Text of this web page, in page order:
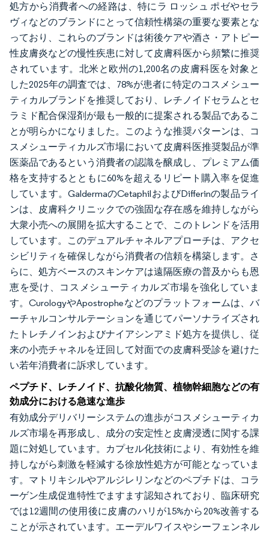
処方から消費者への経路は、特にラ ロッシュ ポゼやセラ
ヴィなどのブランドにとって信頼性構築の重要な要素とな
っており、これらのブランドは術後ケアや酒さ・アトピー
性皮膚炎などの慢性疾患に対して皮膚科医から頻繁に推奨
されています。北米と欧州の1,200名の皮膚科医を対象と
した2025年の調査では、78%が患者に特定のコスメシュー
ティカルブランドを推奨しており、レチノイドセラムとセ
ラミド配合保湿剤が最も一般的に提案される製品であるこ
とが明らかになりました。このような推奨パターンは、コ
スメシューティカルズ市場において皮膚科医推奨製品が準
医薬品であるという消費者の認識を醸成し、プレミアム価
格を支持するとともに60%を超えるリピート購入率を促進
しています。GaldermaのCetaphilおよびDifferinの製品ライ
ンは、皮膚科クリニックでの強固な存在感を維持しながら
大衆小売への展開を拡大することで、このトレンドを活用
しています。このデュアルチャネルアプローチは、アクセ
シビリティを確保しながら消費者の信頼を構築します。さ
らに、処方ベースのスキンケアは遠隔医療の普及からも恩
恵を受け、コスメシューティカルズ市場を強化していま
す。CurologyやApostropheなどのプラットフォームは、バ
ーチャルコンサルテーションを通じてパーソナライズされ
たトレチノインおよびナイアシンアミド処方を提供し、従
来の小売チャネルを迂回して対面での皮膚科受診を避けた
い若年消費者に訴求しています。
ペプチド、レチノイド、抗酸化物質、植物幹細胞などの有
効成分における急速な進歩
有効成分デリバリーシステムの進歩がコスメシューティカ
ルズ市場を再形成し、成分の安定性と皮膚浸透に関する課
題に対処しています。カプセル化技術により、有効性を維
持しながら刺激を軽減する徐放性処方が可能となっていま
す。マトリキシルやアルジレリンなどのペプチドは、コラ
ーゲン生成促進特性でますます認知されており、臨床研究
では12週間の使用後に皮膚のハリが15%から20%改善する
ことが示されています。エーデルワイスやシーフェンネル